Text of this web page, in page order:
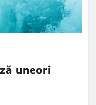
uneori